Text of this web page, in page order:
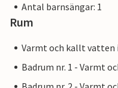
Antal barnsängar: 1
Rum
Varmt och kallt vatten
Badrum nr. 1 - Varmt